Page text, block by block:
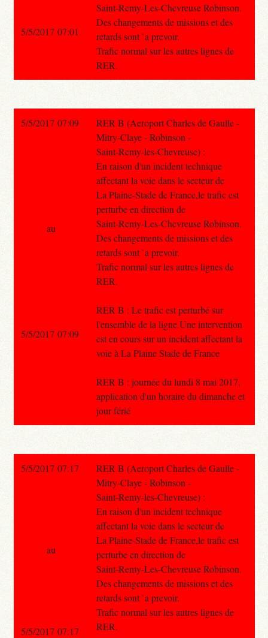
Saint-Remy-Les-Chevreuse Robinson.
Des changements de missions et des
retards sont `a prevoir.
Trafic normal sur les autres lignes de
RER.
5/5/2017 07:01
5/5/2017 07:09
RER B (Aeroport Charles de Gaulle -
Mitry-Claye - Robinson -
Saint-Remy-les-Chevreuse) :
En raison d'un incident technique
affectant la voie dans le secteur de
La Plaine-Stade de France,le trafic est
perturbe en direction de
Saint-Remy-Les-Chevreuse Robinson.
Des changements de missions et des
retards sont `a prevoir.
Trafic normal sur les autres lignes de
RER.
RER B : Le trafic est perturbé sur
l'ensemble de la ligne.Une intervention
est en cours sur un incident affectant la
voie à La Plaine Stade de France
RER B : journée du lundi 8 mai 2017,
application d'un horaire du dimanche et
jour férié
au
5/5/2017 07:09
5/5/2017 07:17
RER B (Aeroport Charles de Gaulle -
Mitry-Claye - Robinson -
Saint-Remy-les-Chevreuse) :
En raison d'un incident technique
affectant la voie dans le secteur de
La Plaine-Stade de France,le trafic est
perturbe en direction de
Saint-Remy-Les-Chevreuse Robinson.
Des changements de missions et des
retards sont `a prevoir.
Trafic normal sur les autres lignes de
RER.
au
5/5/2017 07:17